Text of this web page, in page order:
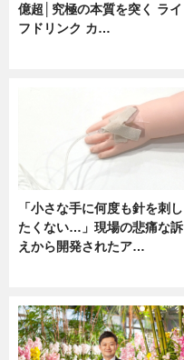
億超│究極の本質を突く ライ
フドリンク カ…
「小さな手に何度も針を刺し
たくない…」現場の悲痛な訴
えから開発されたア…